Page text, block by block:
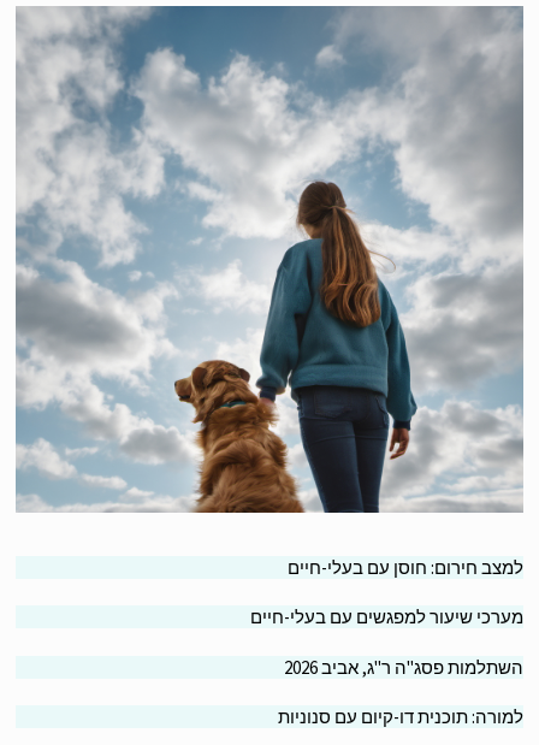
חירום: חוסן עם בעלי-חיים
שיעור למפגשים עם בעלי-חיים
פסג"ה ר"ג, אביב 2026
תוכנית דו-קיום עם סנוניות